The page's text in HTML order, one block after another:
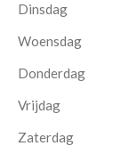
Dinsdag
Woensdag
Donderdag
Vrijdag
Zaterdag